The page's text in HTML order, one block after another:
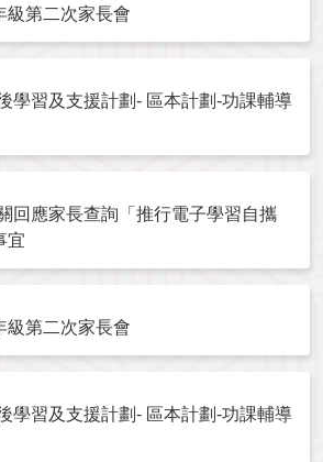
級第二次家長會
學習及支援計劃- 區本計劃-功課輔導
回應家長查詢「推行電子學習自攜
宜
級第二次家長會
學習及支援計劃- 區本計劃-功課輔導